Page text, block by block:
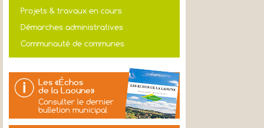
Projets & travaux en cours
Démarches administratives
Communauté de communes
Les «Échos
de la Laoune»
Consulter le dernier
bulletion municipal